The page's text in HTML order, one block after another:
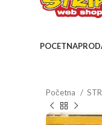
POCETNA
Početna